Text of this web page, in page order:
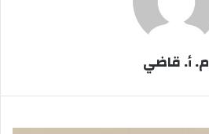
م. أ. قاضي